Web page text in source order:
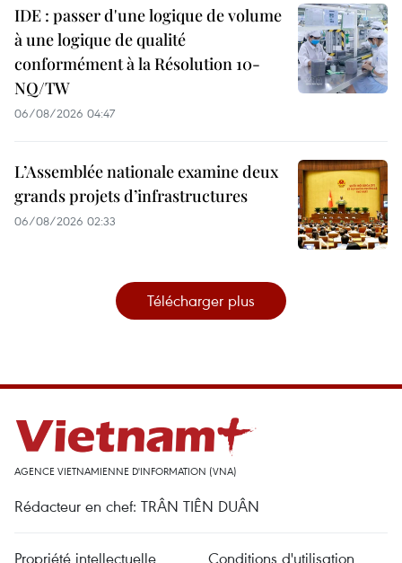
IDE : passer d'une logique de volume
à une logique de qualité
conformément à la Résolution 10-
NQ/TW
06/08/2026 04:47
L’Assemblée nationale examine deux
grands projets d’infrastructures
06/08/2026 02:33
Télécharger plus
AGENCE VIETNAMIENNE D'INFORMATION (VNA)
Rédacteur en chef: TRÂN TIÊN DUÂN
Propriété intellectuelle Conditions d'utilisation